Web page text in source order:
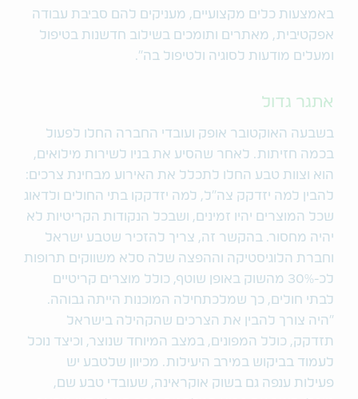
באמצעות כלים מקצועיים, מעניקים להם סביבת עבודה
אפקטיבית, מאתרים ותומכים בשילוב חדשנות בטיפול
ומעלים מודעות לסוגיה ולטיפול בה".
אתגר גדול
בשבעה האוקטובר אופק ועובדי החברה החלו לפעול
בכמה חזיתות. לאחר שהסיע את בניו לשירות מילואים,
הוא וצוות טבע החלו לתכלל את האירוע מבחינת צרכים:
להבין למה יזדקק צה"ל, למה יזדקקו בתי החולים ולדאוג
שכל המוצרים יהיו זמינים, ושבכל הנקודות הקריטיות לא
יהיה מחסור. בהקשר זה, צריך להזכיר שטבע ישראל
וחברת הלוגיסטיקה וההפצה שלה סלא משווקים תרופות
לכ-30% מהשוק באופן שוטף, כולל מוצרים קריטיים
לבתי חולים, כך שמלכתחילה המוכנות הייתה גבוהה.
"היה צורך להבין את הצרכים שהקהילה בישראל
תזדקק, כולל המפונים, במצב המיוחד שנוצר, וכיצד נוכל
לעמוד בביקוש במירב היעילות. מכיוון שלטבע יש
פעילות ענפה גם בשוק אוקראינה, שעובדי טבע שם,